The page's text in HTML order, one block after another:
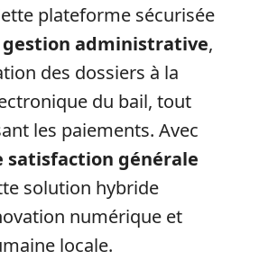
plateforme sécurisée
administrative,
des dossiers à la
du bail, tout
les paiements. Avec
satisfaction générale
solution hybride
numérique et
locale.